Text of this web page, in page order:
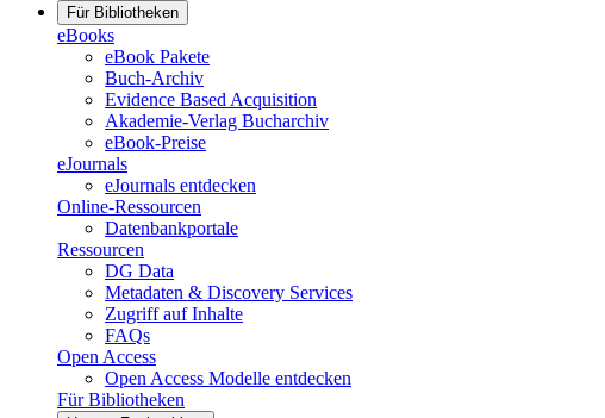
Für Bibliotheken
eBooks
eBook Pakete
Buch-Archiv
Evidence Based Acquisition
Akademie-Verlag Bucharchiv
eBook-Preise
eJournals
eJournals entdecken
Online-Ressourcen
Datenbankportale
Ressourcen
DG Data
Metadaten & Discovery Services
Zugriff auf Inhalte
FAQs
Open Access
Open Access Modelle entdecken
Für Bibliotheken